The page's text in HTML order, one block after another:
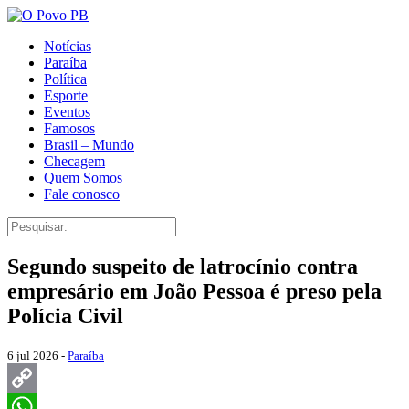
Notícias
Paraíba
Política
Esporte
Eventos
Famosos
Brasil – Mundo
Checagem
Quem Somos
Fale conosco
Segundo suspeito de latrocínio contra
empresário em João Pessoa é preso pela
Polícia Civil
6 jul 2026 - Paraíba